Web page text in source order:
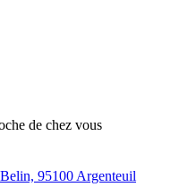
de chez vous
95100 Argenteuil